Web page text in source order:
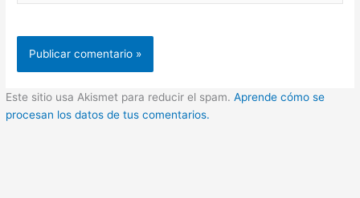
Este sitio usa Akismet para reducir el spam.Aprende cómo se
procesan los datos de tus comentarios.